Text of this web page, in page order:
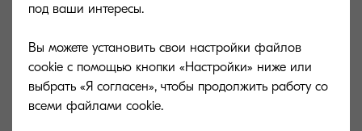
ECOSYS M2040dn
Low Total Cost of Ownership makes this
device a very affordable and reasonable
choice.
ECOSYS
Low Total Cost
device a very
под ваши интересы.
Вы можете установить свои настройки файлов
cookie с помощью кнопки «Настройки» ниже или
выбрать «Я согласен», чтобы продолжить работу со